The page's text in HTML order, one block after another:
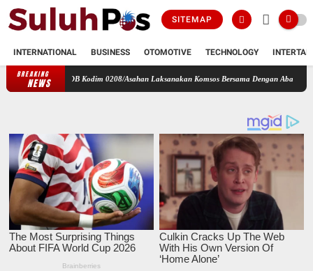
SITEMAP
INTERNATIONAL BUSINESS OTOMOTIVE TECHNOLOGY
BREAKING
NEWS
17/DB Kodim 0208/Asahan Laksanakan Komsos Bersama Dengan Abang Becak